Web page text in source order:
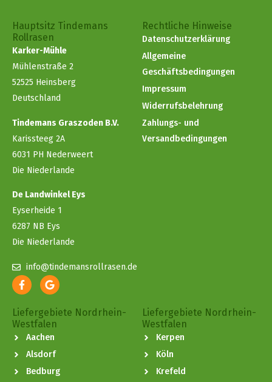
Hauptsitz Tindemans
Rollrasen
Karker-Mühle
Mühlenstraße 2
52525 Heinsberg
Deutschland
Tindemans Graszoden B.V.
Karissteeg 2A
6031 PH Nederweert
Die Niederlande
De Landwinkel Eys
Eyserheide 1
6287 NB Eys
Die Niederlande
info@tindemansrollrasen.de
Rechtliche Hinweise
Datenschutzerklärung
Allgemeine
Geschäftsbedingungen
Impressum
Widerrufsbelehrung
Zahlungs- und
Versandbedingungen
Liefergebiete Nordrhein-
Westfalen
Aachen
Alsdorf
Bedburg
Liefergebiete Nordrhein-
Westfalen
Kerpen
Köln
Krefeld